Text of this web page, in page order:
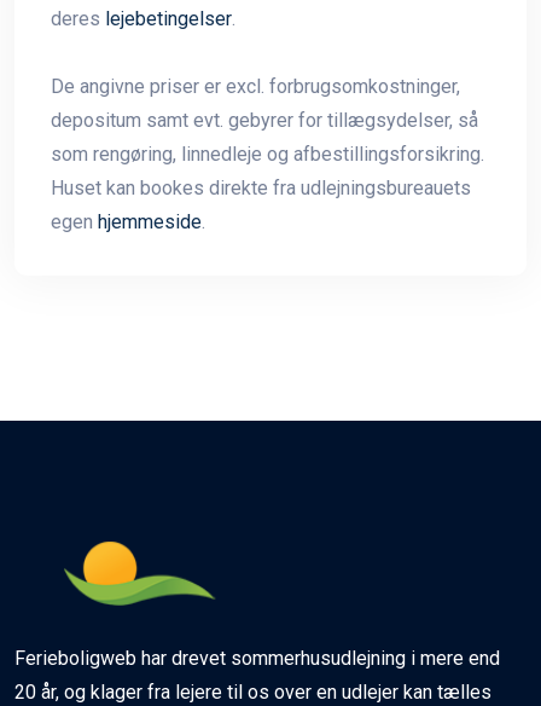
deres lejebetingelser.
De angivne priser er excl. forbrugsomkostninger,
depositum samt evt. gebyrer for tillægsydelser, så
som rengøring, linnedleje og afbestillingsforsikring.
Huset kan bookes direkte fra udlejningsbureauets
egen hjemmeside.
Ferieboligweb har drevet sommerhusudlejning i mere end
20 år, og klager fra lejere til os over en udlejer kan tælles